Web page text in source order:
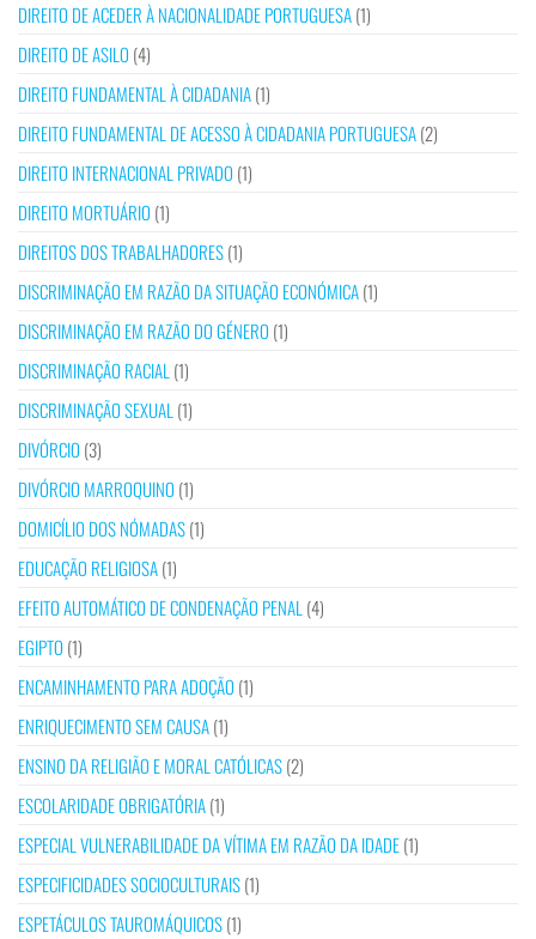
DIREITO DE ACEDER À NACIONALIDADE PORTUGUESA(1)
DIREITO DE ASILO (4)
DIREITO FUNDAMENTAL À CIDADANIA(1)
DIREITO FUNDAMENTAL DE ACESSO À CIDADANIA PORTUGUESA(2)
DIREITO INTERNACIONAL PRIVADO (1)
DIREITO MORTUÁRIO (1)
DIREITOS DOS TRABALHADORES(1)
DISCRIMINAÇÃO EM RAZÃO DA SITUAÇÃO ECONÓMICA(1)
DISCRIMINAÇÃO EM RAZÃO DO GÉNERO (1)
DISCRIMINAÇÃO RACIAL (1)
DISCRIMINAÇÃO SEXUAL (1)
DIVÓRCIO (3)
DIVÓRCIO MARROQUINO (1)
DOMICÍLIO DOS NÓMADAS(1)
EDUCAÇÃO RELIGIOSA(1)
EFEITO AUTOMÁTICO DE CONDENAÇÃO PENAL (4)
EGIPTO (1)
ENCAMINHAMENTO PARA ADOÇÃO (1)
ENRIQUECIMENTO SEM CAUSA(1)
ENSINO DA RELIGIÃO E MORAL CATÓLICAS(2)
ESCOLARIDADE OBRIGATÓRIA(1)
ESPECIAL VULNERABILIDADE DA VÍTIMA EM RAZÃO DA IDADE(1)
ESPECIFICIDADES SOCIOCULTURAIS(1)
ESPETÁCULOS TAUROMÁQUICOS(1)